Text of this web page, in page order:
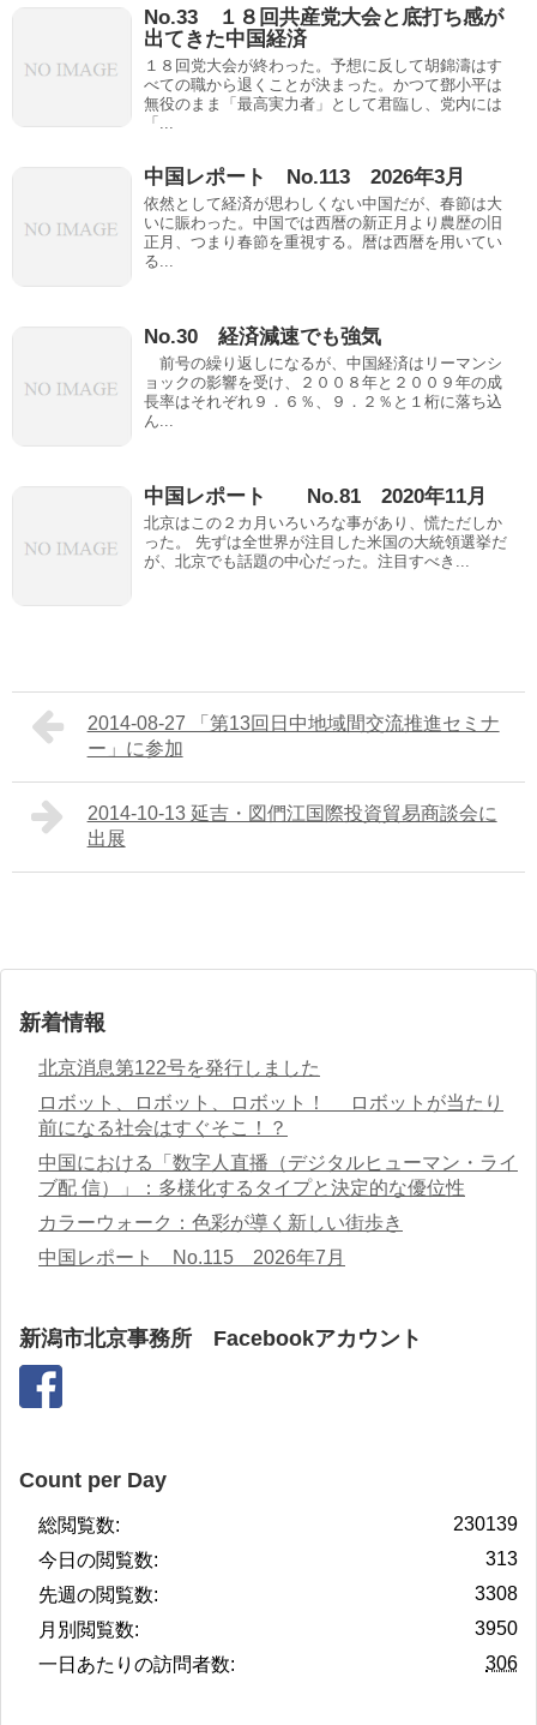
No.33 １８回共産党大会と底打ち感が
出てきた中国経済
１８回党大会が終わった。予想に反して胡錦濤はす
べての職から退くことが決まった。かつて鄧小平は
無役のまま「最高実力者」として君臨し、党内には
「...
中国レポート No.113 2026年3月
依然として経済が思わしくない中国だが、春節は大
いに賑わった。中国では西暦の新正月より農歴の旧
正月、つまり春節を重視する。暦は西暦を用いてい
る...
No.30 経済減速でも強気
前号の繰り返しになるが、中国経済はリーマンシ
ョックの影響を受け、２００８年と２００９年の成
長率はそれぞれ９．６％、９．２％と１桁に落ち込
ん...
中国レポート No.81 2020年11月
北京はこの２カ月いろいろな事があり、慌ただしか
った。 先ずは全世界が注目した米国の大統領選挙だ
が、北京でも話題の中心だった。注目すべき...
2014-08-27 「第13回日中地域間交流推進セミナ
ー」に参加
2014-10-13 延吉・図們江国際投資貿易商談会に
出展
新着情報
北京消息第122号を発行しました
ロボット、ロボット、ロボット！ ロボットが当たり
前になる社会はすぐそこ！？
中国における「数字人直播（デジタルヒューマン・ライ
ブ配 信）」：多様化するタイプと決定的な優位性
カラーウォーク：色彩が導く新しい街歩き
中国レポート No.115 2026年7月
新潟市北京事務所 Facebookアカウント
Count per Day
230139
総閲覧数:
313
今日の閲覧数:
3308
先週の閲覧数:
3950
月別閲覧数:
306
一日あたりの訪問者数: